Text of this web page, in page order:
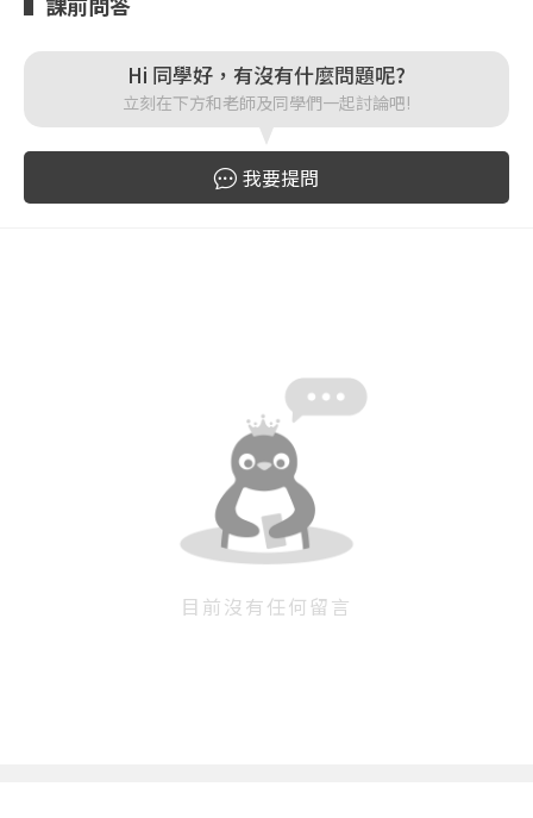
登入
忘記密碼 註冊
Hi 同學好，有沒有什麼問題呢?
立刻在下方和老師及同學們一起討論吧!
我要提問
目前沒有任何留言